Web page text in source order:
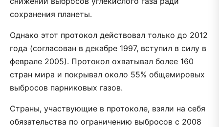
сохранения планеты.
Однако этот протокол действовал только до 2012
года (согласован в декабре 1997, вступил в силу в
феврале 2005). Протокол охватывал более 160
стран мира и покрывал около 55% общемировых
выбросов парниковых газов.
Страны, участвующие в протоколе, взяли на себя
обязательства по ограничению выбросов с 2008